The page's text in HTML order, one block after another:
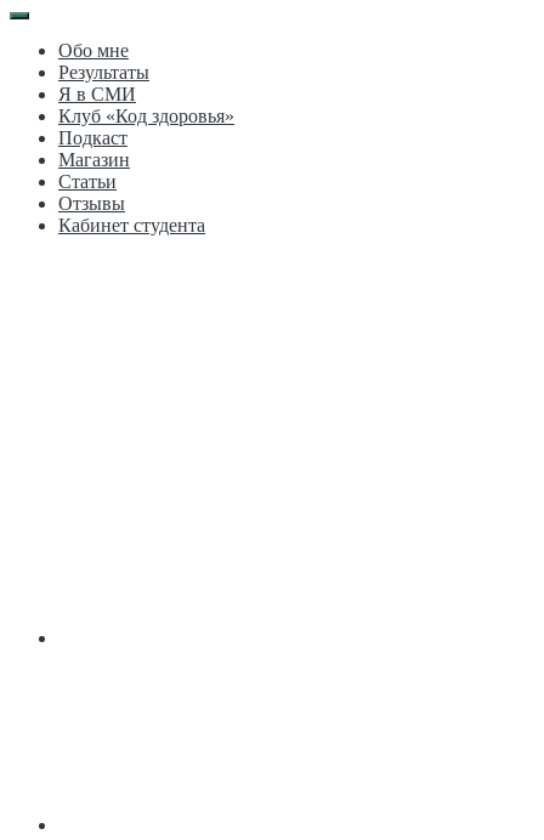
Обо мне
Результаты
Я в СМИ
Клуб «Код здоровья»
Подкаст
Магазин
Статьи
Отзывы
Кабинет студента